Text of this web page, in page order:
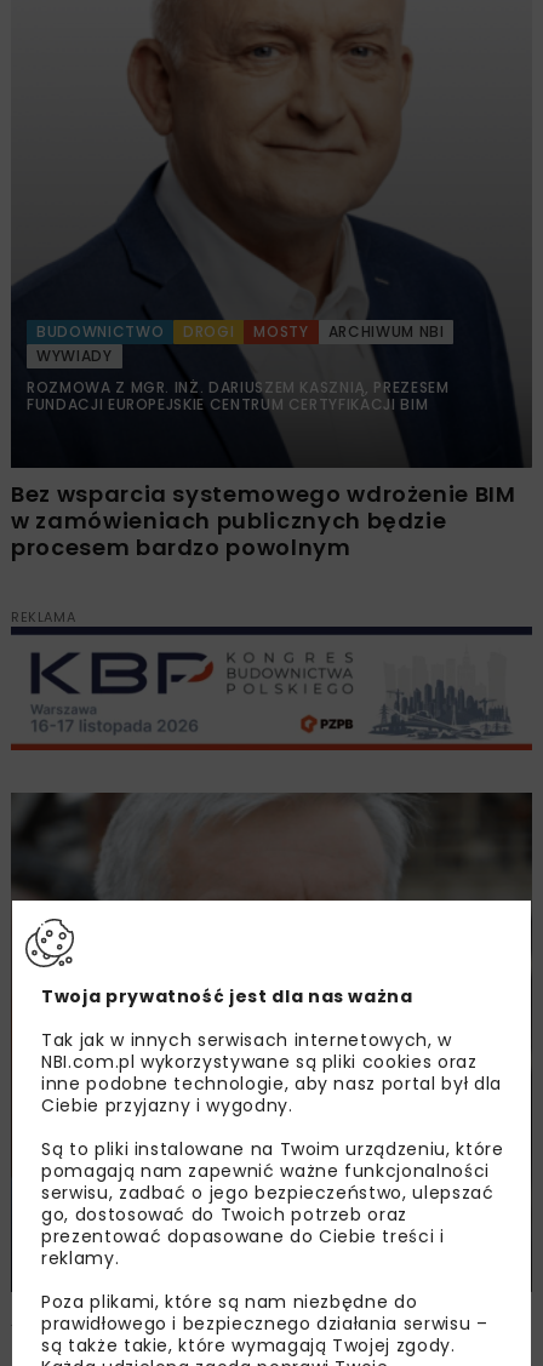
BUDOWNICTWO DROGI MOSTY
ARCHIWUM NBI
WYWIADY
ROZMOWA Z MGR. INŻ. DARIUSZEM KASZNIĄ, PREZESEM
FUNDACJI EUROPEJSKIE CENTRUM CERTYFIKACJI BIM
Bez wsparcia systemowego wdrożenie BIM
w zamówieniach publicznych będzie
procesem bardzo powolnym
REKLAMA
BUDOWNICTWO DROGI ENERGETYKA
WYWIADY
ARCHIWUM NBI
ROZMOWA Z KRZYSZTOFEM KIERESEM, PRZEWODNICZĄCYM
STOWARZYSZENIA PRODUCENTÓW CEMENTU
Apelujemy o ochronę przed zalewem
cementu z Ukrainy
Twoja prywatność jest dla nas ważna
Tak jak w innych serwisach internetowych, w
NBI.com.pl wykorzystywane są pliki cookies oraz
inne podobne technologie, aby nasz portal był dla
Ciebie przyjazny i wygodny.
Są to pliki instalowane na Twoim urządzeniu, które
pomagają nam zapewnić ważne funkcjonalności
serwisu, zadbać o jego bezpieczeństwo, ulepszać
go, dostosować do Twoich potrzeb oraz
prezentować dopasowane do Ciebie treści i
reklamy.
Poza plikami, które są nam niezbędne do
prawidłowego i bezpiecznego działania serwisu –
są także takie, które wymagają Twojej zgody.